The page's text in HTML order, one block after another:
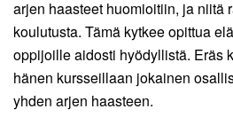
arjen haasteet huomioitiin, ja niitä
koulutusta. Tämä kytkee opittua
oppijoille aidosti hyödyllistä. Eräs
hänen kursseillaan jokainen
yhden arjen haasteen.